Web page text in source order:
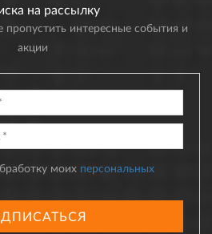
на рассылку
интересные события и
акции
моих персональных